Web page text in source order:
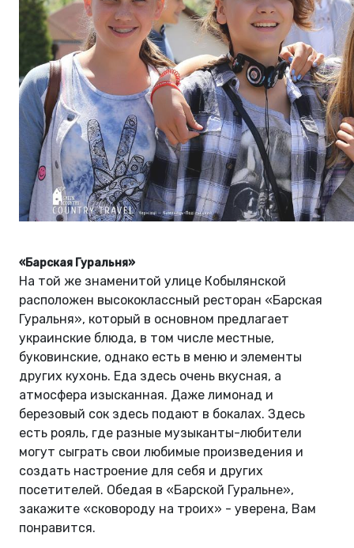
«Барская Гуральня»
На той же знаменитой улице Кобылянской
расположен высококлассный ресторан «Барская
Гуральня», который в основном предлагает
украинские блюда, в том числе местные,
буковинские, однако есть в меню и элементы
других кухонь. Еда здесь очень вкусная, а
атмосфера изысканная. Даже лимонад и
березовый сок здесь подают в бокалах. Здесь
есть рояль, где разные музыканты-любители
могут сыграть свои любимые произведения и
создать настроение для себя и других
посетителей. Обедая в «Барской Гуральне»,
закажите «сковороду на троих» - уверена, Вам
понравится.